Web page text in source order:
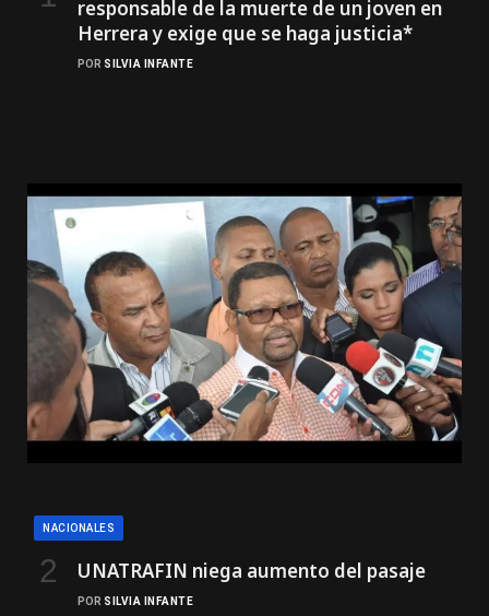
responsable de la muerte de un joven en
Herrera y exige que se haga justicia*
POR SILVIA INFANTE
NACIONALES
UNATRAFIN niega aumento del pasaje
POR SILVIA INFANTE